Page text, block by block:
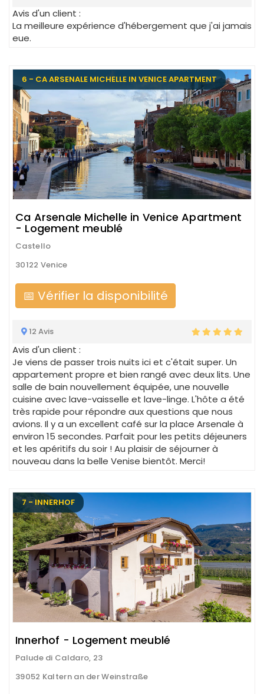
Avis d'un client :
La meilleure expérience d'hébergement que j'ai jamais
eue.
6 - CA ARSENALE MICHELLE IN VENICE APARTMENT
Ca Arsenale Michelle in Venice Apartment
- Logement meublé
Castello
30122 Venice
📅 Vérifier la disponibilité
12 Avis
Avis d'un client :
Je viens de passer trois nuits ici et c'était super. Un
appartement propre et bien rangé avec deux lits. Une
salle de bain nouvellement équipée, une nouvelle
cuisine avec lave-vaisselle et lave-linge. L'hôte a été
très rapide pour répondre aux questions que nous
avions. Il y a un excellent café sur la place Arsenale à
environ 15 secondes. Parfait pour les petits déjeuners
et les apéritifs du soir ! Au plaisir de séjourner à
nouveau dans la belle Venise bientôt. Merci!
7 - INNERHOF
Innerhof - Logement meublé
Palude di Caldaro, 23
39052 Kaltern an der Weinstraße